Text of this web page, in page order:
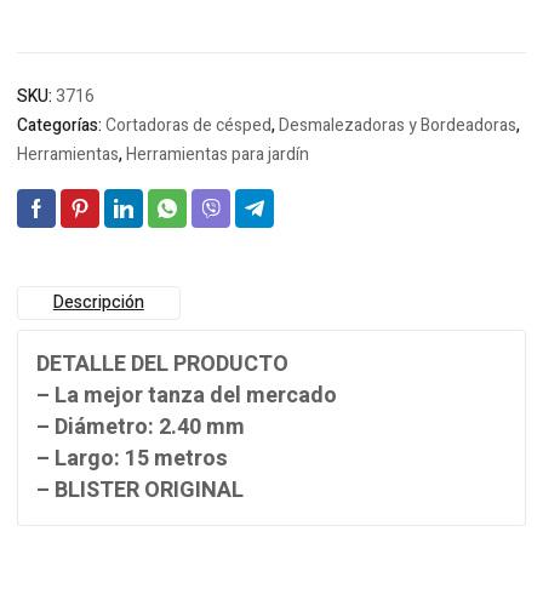
SKU:3716
Categorías:Cortadoras de césped,Desmalezadoras y Bordeadoras,
Herramientas,Herramientas para jardín
Descripción
DETALLE DEL PRODUCTO
– La mejor tanza del mercado
– Diámetro: 2.40 mm
– Largo: 15 metros
– BLISTER ORIGINAL